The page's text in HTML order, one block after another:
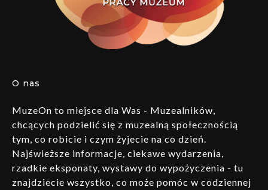
O nas
MuzeOn to miejsce dla Was - Muzealników,
chcących podzielić się z muzealną społecznością
tym, co robicie i czym żyjecie na co dzień.
Najświeższe informacje, ciekawe wydarzenia,
rzadkie eksponaty, wystawy do wypożyczenia - tu
znajdziecie wszystko, co może pomóc w codziennej